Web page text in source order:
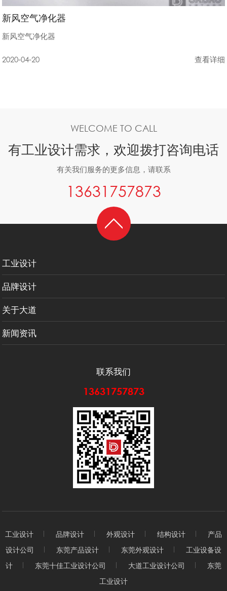
新风空气净化器
新风空气净化器
查看详细
2020-04-20
WELCOME TO CALL
有工业设计需求，欢迎拨打咨询电话
有关我们服务的更多信息，请联系
13631757873
工业设计
品牌设计
关于大道
新闻资讯
联系我们
13631757873
工业设计 品牌设计 外观设计 结构设计
产品
设计公司
东莞产品设计 东莞外观设计
工业设备设
计
东莞十佳工业设计公司 大道工业设计公司
东莞
工业设计